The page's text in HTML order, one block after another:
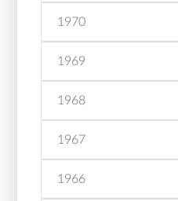
1970
1969
1968
1967
1966